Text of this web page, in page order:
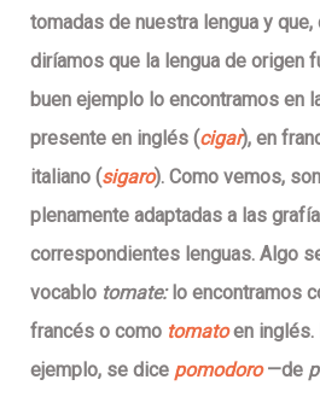
tomadas de nuestra lengua y que,
diríamos que la lengua de origen
buen ejemplo lo encontramos en
presente en inglés (cigar), en
italiano (sigaro). Como vemos,
plenamente adaptadas a las
correspondientes lenguas. Algo
vocablo tomate:lo encontramos
francés o como tomatoen inglés.
ejemplo, se dice pomodoro—de